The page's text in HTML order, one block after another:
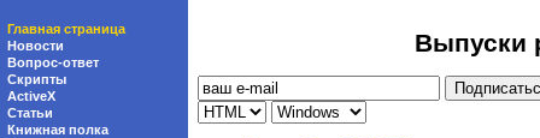
Главная страница
Новости
Вопрос-ответ
Скрипты
ActiveX
Статьи
Книжная полка
Выпуски